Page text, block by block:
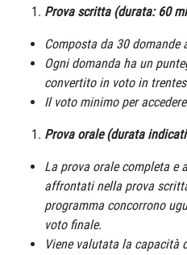
Prova scritta (durata: 60
Composta da 30 domande
Ogni domanda ha un
convertito in voto in
Il voto minimo per
Prova orale (durata
La prova orale completa e
affrontati nella prova
programma concorrono
voto finale.
Viene valutata la capacità